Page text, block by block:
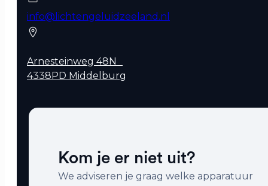
info@lichtengeluidzeeland.nl
Arnesteinweg 48N
4338PD Middelburg
Kom je er niet uit?
We adviseren je graag welke apparatuur